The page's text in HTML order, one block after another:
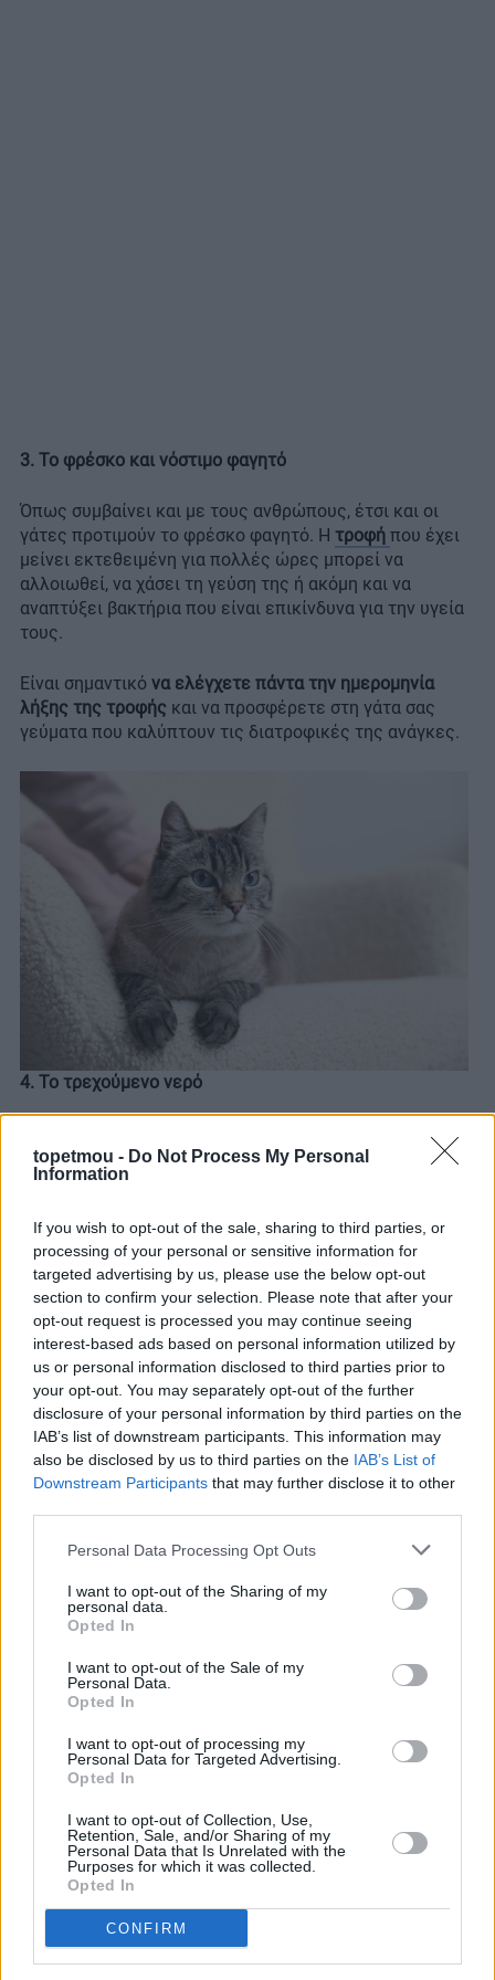
topetmou - Do Not Process My Personal
Information
If you wish to opt-out of the sale, sharing to third parties, or
processing of your personal or sensitive information for
targeted advertising by us, please use the below opt-out
section to confirm your selection. Please note that after your
opt-out request is processed you may continue seeing
interest-based ads based on personal information utilized by
us or personal information disclosed to third parties prior to
your opt-out. You may separately opt-out of the further
disclosure of your personal information by third parties on the
IAB’s list of downstream participants. This information may
also be disclosed by us to third parties on the IAB’s List of
Downstream Participants that may further disclose it to other
Personal Data Processing Opt Outs
I want to opt-out of the Sharing of my
personal data.
Opted In
I want to opt-out of the Sale of my
Personal Data.
Opted In
I want to opt-out of processing my
Personal Data for Targeted Advertising.
Opted In
I want to opt-out of Collection, Use,
Retention, Sale, and/or Sharing of my
Personal Data that Is Unrelated with the
Purposes for which it was collected.
Opted In
CONFIRM
3. Το φρέσκο και νόστιμο φαγητό
Όπως συμβαίνει και με τους ανθρώπους, έτσι και οι
γάτες προτιμούν το φρέσκο φαγητό. Η τροφή που έχει
μείνει εκτεθειμένη για πολλές ώρες μπορεί να
αλλοιωθεί, να χάσει τη γεύση της ή ακόμη και να
αναπτύξει βακτήρια που είναι επικίνδυνα για την υγεία
τους.
Είναι σημαντικό να ελέγχετε πάντα την ημερομηνία
λήξης της τροφής και να προσφέρετε στη γάτα σας
γεύματα που καλύπτουν τις διατροφικές της ανάγκες.
4. Το τρεχούμενο νερό
προσπαθεί να πιει νερό απευθείας από τη βρύση. Αυτό
δεν είναι τυχαίο, καθώς πολλές γάτες προτιμούν το
αντιλαμβάνονται ως πιο φρέσκο και ασφαλές.
Οι ειδικές βρύσες και τα συντριβάνια νερού για γάτες